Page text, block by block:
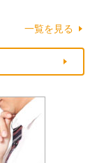
一覧を見る